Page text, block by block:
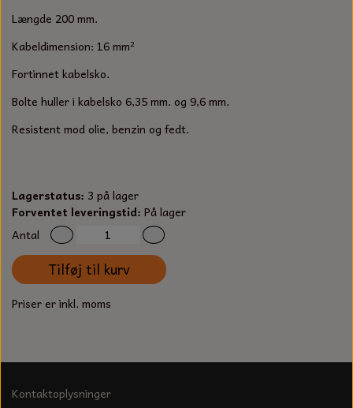
DYBEL
OLIE TIL SMÅMOTORER & HAVEMASKINER
TÆNDRØR
BENSINSLANGE OG FILTRE
STARTSNOR OG TILBEHØR
UNIVERSAL KABLER OG TILBEHØR
UNIVERSAL REMSKIVER OG STYRERULLER
GAVEKORT
ARBEJDSLYS
VÆRKTØJSSÆT
FEDTPRESSER
Længde 200 mm.
Kabeldimension: 16 mm²
Fortinnet kabelsko.
Bolte huller i kabelsko 6,35 mm. og 9,6 mm.
Resistent mod olie, benzin og fedt.
Lagerstatus: 3 på lager
Forventet leveringstid: På lager
Antal
Tilføj til kurv
Priser er inkl. moms
Kontaktoplysninger